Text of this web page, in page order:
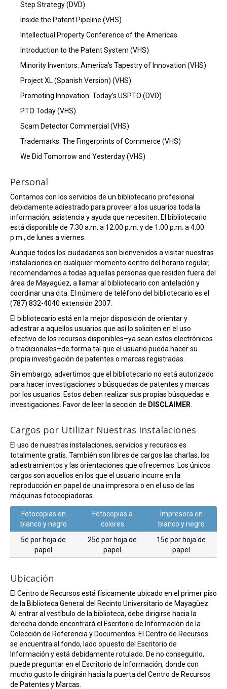
Step Strategy (DVD)
Inside the Patent Pipeline (VHS)
Intellectual Property Conference of the Americas
Introduction to the Patent System (VHS)
Minority Inventors: America’s Tapestry of Innovation (VHS)
Project XL (Spanish Version) (VHS)
Promoting Innovation: Today’s USPTO (DVD)
PTO Today (VHS)
Scam Detector Commercial (VHS)
Trademarks: The Fingerprints of Commerce (VHS)
We Did Tomorrow and Yesterday (VHS)
Personal
Contamos con los servicios de un bibliotecario profesional
debidamente adiestrado para proveer a los usuarios toda la
información, asistencia y ayuda que necesiten. El bibliotecario
está disponible de 7:30 a.m. a 12:00 p.m. y de 1:00 p.m. a 4:00
p.m., de lunes a viernes.
Aunque todos los ciudadanos son bienvenidos a visitar nuestras
instalaciones en cualquier momento dentro del horario regular,
recomendamos a todas aquellas personas que residen fuera del
área de Mayagüez, a llamar al bibliotecario con antelación y
coordinar una cita. El número de teléfono del bibliotecario es el
(787) 832-4040 extensión 2307.
El bibliotecario está en la mejor disposición de orientar y
adiestrar a aquellos usuarios que así lo soliciten en el uso
efectivo de los recursos disponibles–ya sean estos electrónicos
o tradicionales–de forma tal que el usuario pueda hacer su
propia investigación de patentes o marcas registradas.
Sin embargo, advertimos que el bibliotecario no está autorizado
para hacer investigaciones o búsquedas de patentes y marcas
por los usuarios. Estos deben realizar sus propias búsquedas e
investigaciones. Favor de leer la sección de DISCLAIMER
Cargos por Utilizar Nuestras Instalaciones
El uso de nuestras instalaciones, servicios y recursos es
totalmente gratis. También son libres de cargos las charlas, los
adiestramientos y las orientaciones que ofrecemos. Los únicos
cargos son aquellos en los que el usuario incurre en la
reproducción en papel de una impresora o en el uso de las
máquinas fotocopiadoras.
Fotocopias en
blanco y negro
Fotocopias a
colores
Impresora en
blanco y negro
5¢ por hoja de
papel
25¢ por hoja de
papel
15¢ por hoja de
papel
Ubicación
El Centro de Recursos está físicamente ubicado en el primer piso
de la Biblioteca General del Recinto Universitario de Mayagüez.
Al entrar al vestíbulo de la biblioteca, debe dirigirse hacia la
derecha donde encontrará el Escritorio de Información de la
Colección de Referencia y Documentos. El Centro de Recursos
se encuentra al fondo, lado opuesto del Escritorio de
Información y está debidamente rotulado. De no conseguirlo,
puede preguntar en el Escritorio de Información, donde con
mucho gusto le dirigirán hacia la puerta del Centro de Recursos
de Patentes y Marcas.